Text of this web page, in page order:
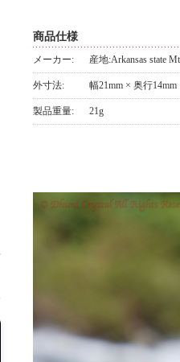
商品仕様
メーカー: 産地:Arkansas state
外寸法: 幅21mm × 奥行14mm
製品重量: 21g